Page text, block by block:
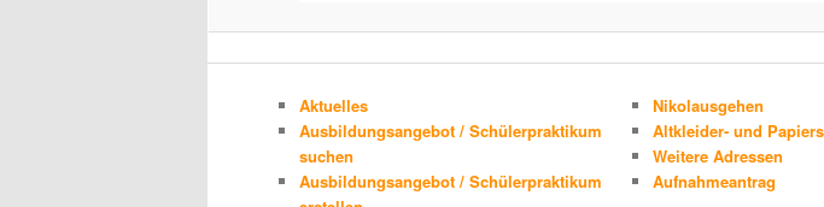
Aktuelles
Ausbildungsangebot / Schülerpraktikum
suchen
Ausbildungsangebot / Schülerpraktikum
Nikolausgehen
Altkleider- und
Weitere Adressen
Aufnahmeantrag